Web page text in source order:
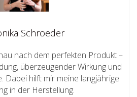
Schroeder
nach dem perfekten Produkt –
überzeugender Wirkung und
Dabei hilft mir meine langjährige
in der Herstellung.